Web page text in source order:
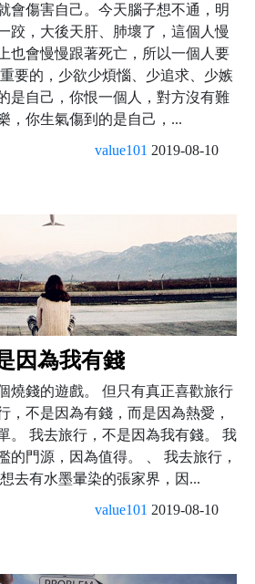
會傷害自己。今天腦子想不通，明
跤，大後天肝、肺壞了，這個人慢
也會慢慢跟著死亡，所以一個人要
要的，少欲少煩惱、少追求、少嫉
是自己，你恨一個人，對方沒有難
，你生氣傷到的是自己，...
value101 2019-08-10
因為我有錢
燒錢的遊戲。 但只有真正喜歡旅行
，不是因為有錢，而是因為熱愛，
。 我去旅行，不是因為我有錢。 我
的門源，因為值得。 、 我去旅行，
去有水墨暈染的張家界，因...
value101 2019-08-10